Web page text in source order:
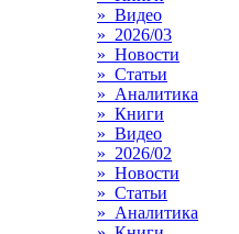
» Видео
» 2026/03
» Новости
» Статьи
» Аналитика
» Книги
» Видео
» 2026/02
» Новости
» Статьи
» Аналитика